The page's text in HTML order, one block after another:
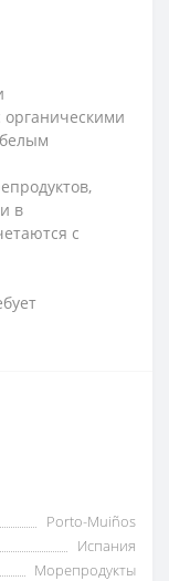
в
с
Porto-Muiños
Испания
Морепродукты